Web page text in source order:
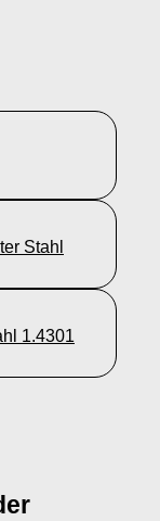
Stahl
1.4301